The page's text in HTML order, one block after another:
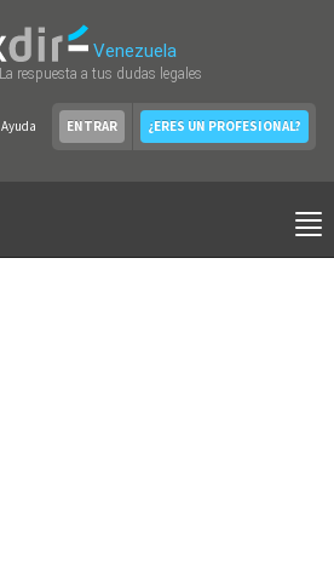
Venezuela
La respuesta a tus dudas legales
Ayuda ENTRAR ¿ERES UN PROFESIONAL?